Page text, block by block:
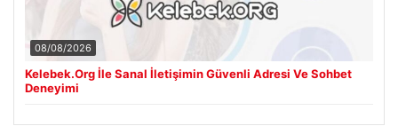
08/08/2026
Kelebek.Org İle Sanal İletişimin Güvenli Adresi Ve Sohbet
Deneyimi